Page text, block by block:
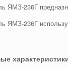
ЯМЗ-236Г
ЯМЗ-236Г